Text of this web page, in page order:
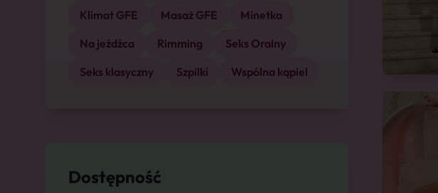
Klimat GFE
Masaż GFE
Minetka
Na jeźdźca
Rimming
Seks Oralny
Seks klasyczny
Szpilki Wspólna kąpiel
Dostępność